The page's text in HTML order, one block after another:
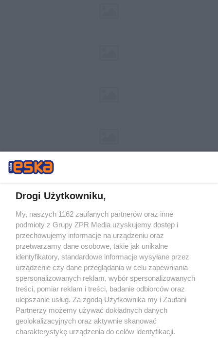
Żaden utwór zamieszczony w serwisie nie może być powielany i
rozpowszechniany lub dalej rozpowszechniany w jakikolwiek sposób (w
tym także elektroniczny lub mechaniczny) na jakimkolwiek polu
eksploatacji w jakiejkolwiek formie, włącznie z umieszczaniem w
Internecie bez pisemnej zgody właściciela praw. Jakiekolwiek użycie lub
wykorzystanie utworów w całości lub w części z naruszeniem prawa,
tzn. bez właściwej zgody, jest zabronione pod groźbą kary i może być
ścigane prawnie.
Drogi Użytkowniku,
My, naszych 1162 zaufanych partnerów oraz inne
podmioty z Grupy ZPR Media uzyskujemy dostęp i
przechowujemy informacje na urządzeniu oraz
przetwarzamy dane osobowe, takie jak unikalne
identyfikatory, standardowe informacje wysyłane przez
urządzenie czy dane przeglądania w celu zapewniania
spersonalizowanych reklam, wybór spersonalizowanych
treści, pomiar reklam i treści, badanie odbiorców oraz
ulepszanie usług. Za zgodą Użytkownika my i Zaufani
Partnerzy możemy używać dokładnych danych
geolokalizacyjnych oraz aktywnie skanować
charakterystykę urządzenia do celów identyfikacji.